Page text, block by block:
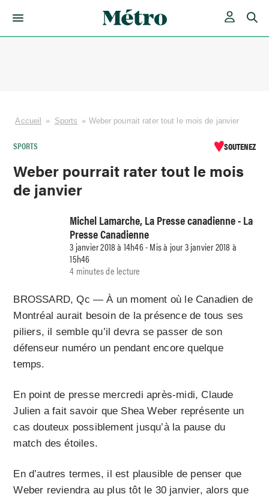
Accueil » Sports » Weber pourrait rater tout le mois de janvier
SPORTS SOUTENEZ
Weber pourrait rater tout le mois
de janvier
Michel Lamarche, La Presse canadienne - La
Presse Canadienne
3 janvier 2018 à 14h46 - Mis à jour 3 janvier 2018 à
15h46
4 minutes de lecture
BROSSARD, Qc — À un moment où le Canadien de
Montréal aurait besoin de la présence de tous ses
piliers, il semble qu’il devra se passer de son
défenseur numéro un pendant encore quelque
temps.
En point de presse mercredi après-midi, Claude
Julien a fait savoir que Shea Weber représente un
cas douteux possiblement jusqu’à la pause du
match des étoiles.
En d’autres termes, il est plausible de penser que
Weber reviendra au plus tôt le 30 janvier, alors que